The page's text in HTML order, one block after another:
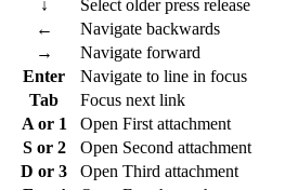
↓
Select older press release
←
Navigate backwards
→
Navigate forward
Enter
Navigate to line in focus
Tab
Focus next link
A or 1
Open First attachment
S or 2
Open Second attachment
D or 3
Open Third attachment